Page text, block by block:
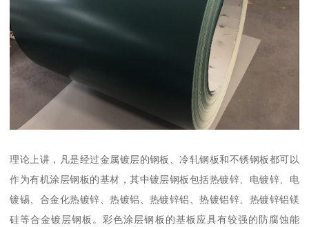
理论上讲，凡是经过金属镀层的钢板、冷轧钢板和不锈钢板都可以
作为有机涂层钢板的基材，其中镀层钢板包括热镀锌、电镀锌、电
镀锡、合金化热镀锌、热镀铝、热镀锌铝、热镀铝锌、热镀锌铝镁
硅等合金镀层钢板。彩色涂层钢板的基板应具有较强的防腐蚀能